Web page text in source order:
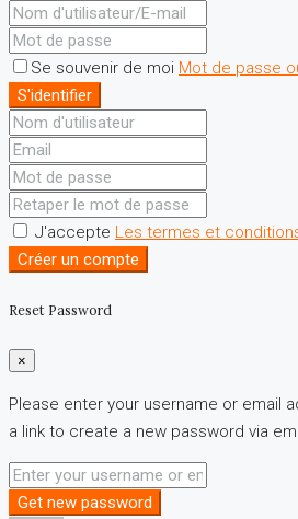
Se souvenir de moi Mot de passe
S'identifier
J'accepte Les termes et
Créer un compte
Reset Password
×
Please enter your username or email
a link to create a new password via
Get new password